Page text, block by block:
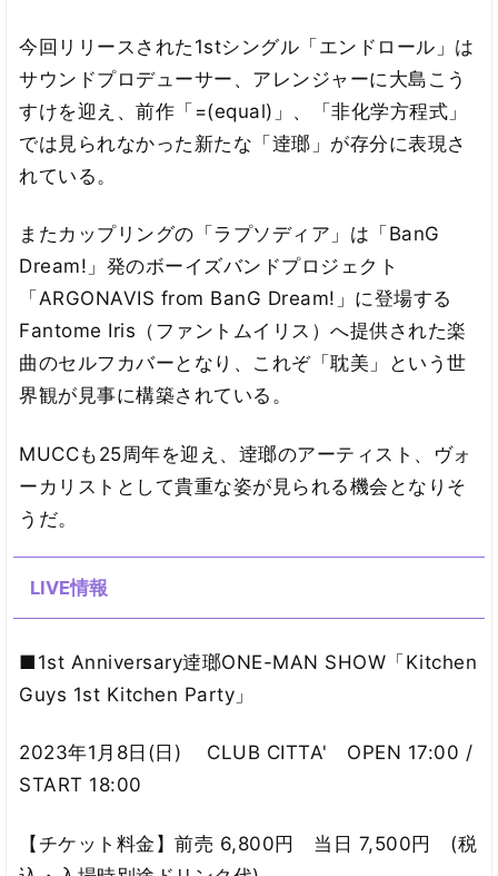
今回リリースされた1stシングル「エンドロール」は
サウンドプロデューサー、アレンジャーに大島こう
すけを迎え、前作「=(equal)」、「非化学方程式」
では見られなかった新たな「逹瑯」が存分に表現さ
れている。
またカップリングの「ラプソディア」は「BanG
Dream!」発のボーイズバンドプロジェクト
「ARGONAVIS from BanG Dream!」に登場する
Fantome Iris（ファントムイリス）へ提供された楽
曲のセルフカバーとなり、これぞ「耽美」という世
界観が見事に構築されている。
MUCCも25周年を迎え、逹瑯のアーティスト、ヴォ
ーカリストとして貴重な姿が見られる機会となりそ
うだ。
LIVE情報
■1st Anniversary逹瑯ONE-MAN SHOW「Kitchen
Guys 1st Kitchen Party」
2023年1月8日(日) CLUB CITTA' OPEN 17:00 /
START 18:00
【チケット料金】前売 6,800円 当日 7,500円 (税